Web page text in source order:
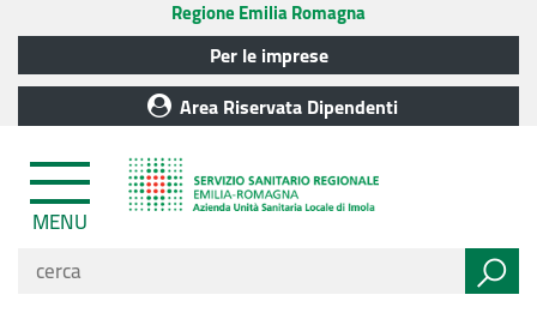
Regione Emilia Romagna
Per le imprese
Area Riservata Dipendenti
MENU